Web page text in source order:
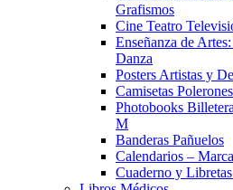
Grafismos
Cine Teatro
Enseñanza de
Danza
Posters Artistas y
Camisetas
Photobooks
M
Banderas Pañuelos
Calendarios –
Cuaderno y